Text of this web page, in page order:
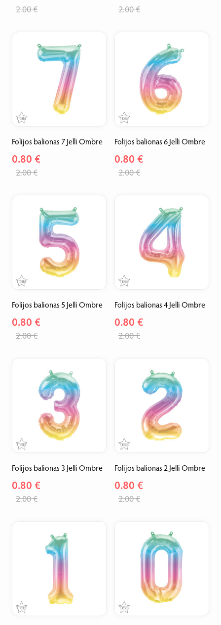
2.00 € 2.00 €
Folijos balionas 7 Jelli Ombre
0.80 €
2.00 €
Folijos balionas 6 Jelli Ombre
0.80 €
2.00 €
Folijos balionas 5 Jelli Ombre
0.80 €
2.00 €
Folijos balionas 4 Jelli Ombre
0.80 €
2.00 €
Folijos balionas 3 Jelli Ombre
0.80 €
2.00 €
Folijos balionas 2 Jelli Ombre
0.80 €
2.00 €